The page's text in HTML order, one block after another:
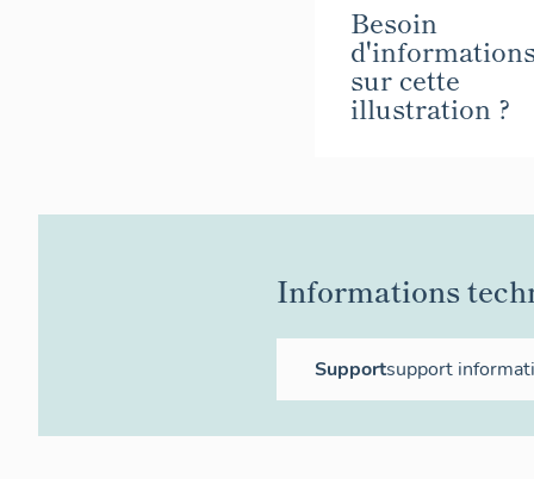
Besoin
sur cette
illustration ?
Informations
Supportsupport